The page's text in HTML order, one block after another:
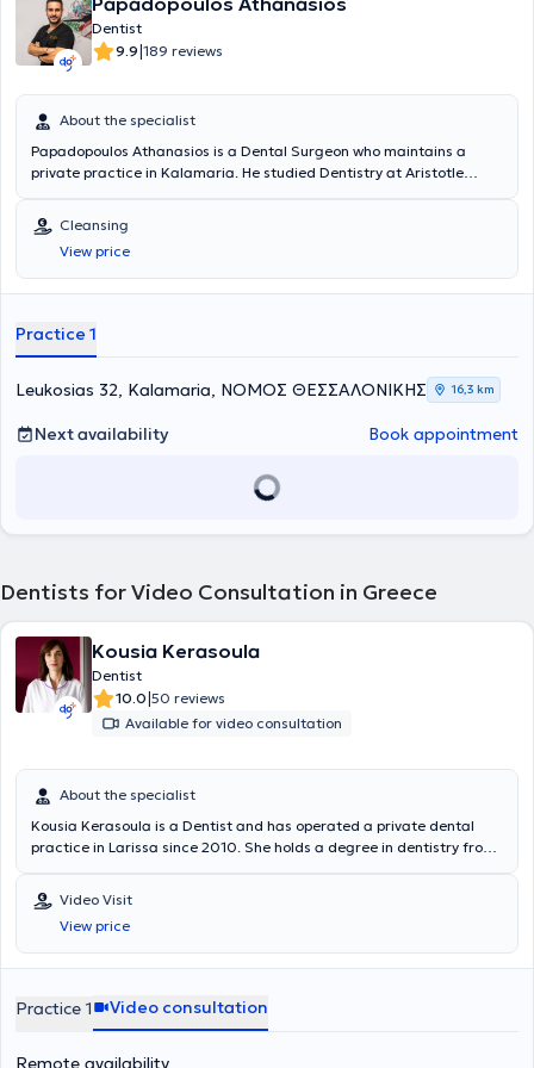
Dentist
9.9|189 reviews
About the specialist
Papadopoulos Athanasios is a Dental Surgeon who maintains a
private practice in Kalamaria. He studied Dentistry at Aristotle
degree (MSc) in Aesthetic and Restorative Dentistry at the same
institution. He has served as a Dental Officer at the Military Hospital
KIXNE in Didymoteicho and volunteered as a Dentist at the Social
Clinic of Thessaloniki. Finally, he works within the broad field of
Cleansing
View price
Practice 1
Leukosias 32, Kalamaria, ΝΟΜΟΣ ΘΕΣΣΑΛΟΝΙΚΗΣ 16,3 km
Next availability Book appointment
Dentists for Video Consultation in Greece
Kousia Kerasoula
Dentist
10.0|50 reviews
Available for video consultation
About the specialist
Kousia Kerasoula is a Dentist and has operated a private dental
practice in Larissa since 2010. She holds a degree in dentistry from
She has worked in a private dental clinic in Larissa and as a
volunteer at the Dental Clinic of the Military Hospital of Larissa.
Additionally, she worked as an associate dentist at the Antwerp
House dental clinic in Cambridge, England, practicing general
and seminars as part of her continuous professional development.
Video Visit
View price
Practice 1 Video consultation
Remote availability